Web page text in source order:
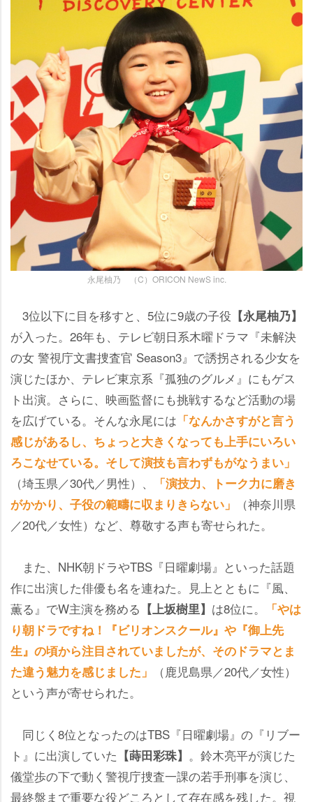
永尾柚乃 （C）ORICON NewS inc.
3位以下に目を移すと、5位に9歳の子役 【永尾柚乃】
が入った。26年も、テレビ朝日系木曜ドラマ『未解決
の女 警視庁文書捜査官 Season3』で誘拐される少女を
演じたほか、テレビ東京系『孤独のグルメ』にもゲス
ト出演。さらに、映画監督にも挑戦するなど活動の場
を広げている。そんな永尾には 「なんかさすがと言う
感じがあるし、ちょっと大きくなっても上手にいろい
ろこなせている。そして演技も言わずもがなうまい」
（埼玉県／30代／男性）、
「演技力、トーク力に磨き
がかかり、子役の範疇に収まりきらない」
（神奈川県
／20代／女性）など、尊敬する声も寄せられた。
また、NHK朝ドラやTBS『日曜劇場』といった話題
作に出演した俳優も名を連ねた。見上とともに『風、
薫る』でW主演を務める 【上坂樹里】 は8位に。
「やは
り朝ドラですね！『ビリオンスクール』や『御上先
生』の頃から注目されていましたが、そのドラマとま
た違う魅力を感じました」
（鹿児島県／20代／女性）
という声が寄せられた。
同じく8位となったのはTBS『日曜劇場』の『リブー
ト』に出演していた 【蒔田彩珠】 。鈴木亮平が演じた
儀堂歩の下で動く警視庁捜査一課の若手刑事を演じ、
最終盤まで重要な役どころとして存在感を残した。視